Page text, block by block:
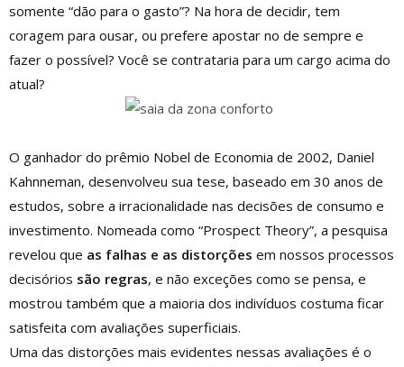
somente “dão para o gasto”? Na hora de decidir, tem
coragem para ousar, ou prefere apostar no de sempre e
fazer o possível? Você se contrataria para um cargo acima do
atual?
O ganhador do prêmio Nobel de Economia de 2002, Daniel
Kahnneman, desenvolveu sua tese, baseado em 30 anos de
estudos, sobre a irracionalidade nas decisões de consumo e
investimento. Nomeada como “Prospect Theory”, a pesquisa
revelou que as falhas e as distorções em nossos processos
decisórios são regras, e não exceções como se pensa, e
mostrou também que a maioria dos indivíduos costuma ficar
satisfeita com avaliações superficiais.
Uma das distorções mais evidentes nessas avaliações é o